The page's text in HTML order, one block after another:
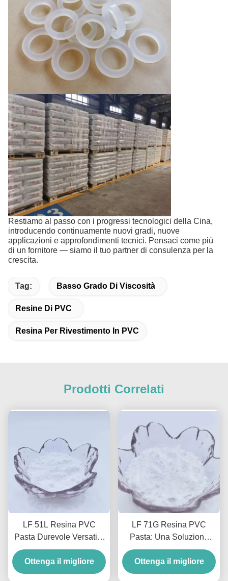
Restiamo al passo con i progressi tecnologici della Cina,
introducendo continuamente nuovi gradi, nuove
applicazioni e approfondimenti tecnici. Pensaci come più
di un fornitore — siamo il tuo partner di consulenza per la
crescita.
Tag: Basso Grado Di Viscosità
Resine Di PVC
Resina Per Rivestimento In PVC
Prodotti Correlati
LF 51L Resina PVC
Pasta Durevole Versatile
Per Pelle E Pavimenti
Ottenga il migliore
LF 71G Resina PVC
Pasta: Una Soluzione
Versatile Non
Schiumogena per
Rivestimenti e
Ottenga il migliore